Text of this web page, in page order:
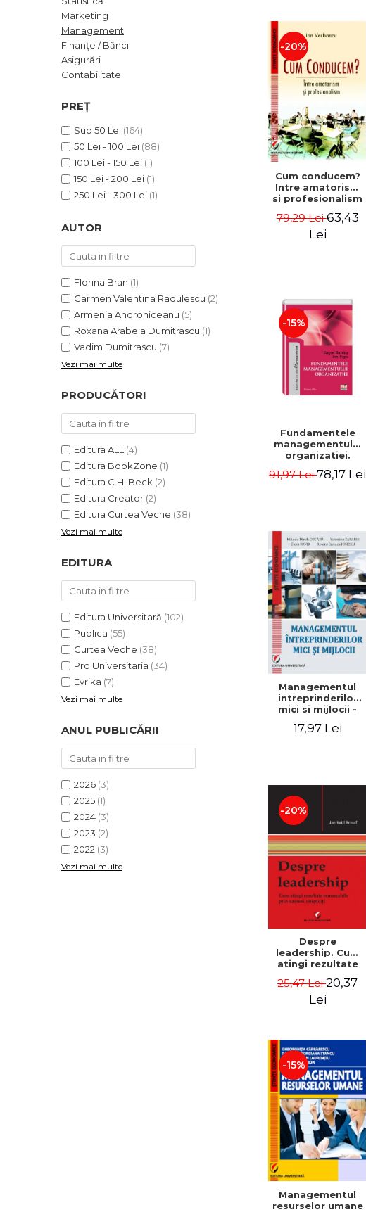
ADMINISTRATIVE
ȘTIINȚE ECONOMICE
ȘTIINȚE EXACTE
EDUCAȚIE FIZICĂ ȘI SPORT
PREUNIVERSITARIA
PACHETE DE STUDIU
PROMOȚIILE LUNII
Cum Cumpăr
Politica de Retur
Formular de Retur
Marketing
Management
Finanțe / Bănci
Asigurări
Contabilitate
PREȚ
Sub 50 Lei (164)
50 Lei - 100 Lei (88)
100 Lei - 150 Lei (1)
150 Lei - 200 Lei (1)
250 Lei - 300 Lei (1)
AUTOR
Florina Bran (1)
Carmen Valentina Radulescu (2)
Armenia Androniceanu (5)
Roxana Arabela Dumitrascu (1)
Vadim Dumitrascu (7)
Vezi mai multe
PRODUCĂTORI
Editura ALL (4)
Editura BookZone (1)
Editura C.H. Beck (2)
Editura Creator (2)
Editura Curtea Veche (38)
Vezi mai multe
EDITURA
Editura Universitară (102)
Publica (55)
Curtea Veche (38)
Pro Universitaria (34)
Evrika (7)
Vezi mai multe
ANUL PUBLICĂRII
2026 (3)
2025 (1)
2024 (3)
2023 (2)
2022 (3)
Vezi mai multe
-20%
Cum conducem?
Intre amatorism
si profesionalism
79,29 Lei63,43
Lei
-15%
Fundamentele
managementului
organizatiei.
Eugen Burdus,
91,97 Lei78,17 Lei
Managementul
intreprinderilor
mici si mijlocii -
Elena David,
Mihaela-Mirela
17,97 Lei
-20%
Despre
leadership. Cum
atingi rezultate
oameni obisnuiti
25,47 Lei20,37
Lei
-15%
Managementul
resurselor umane